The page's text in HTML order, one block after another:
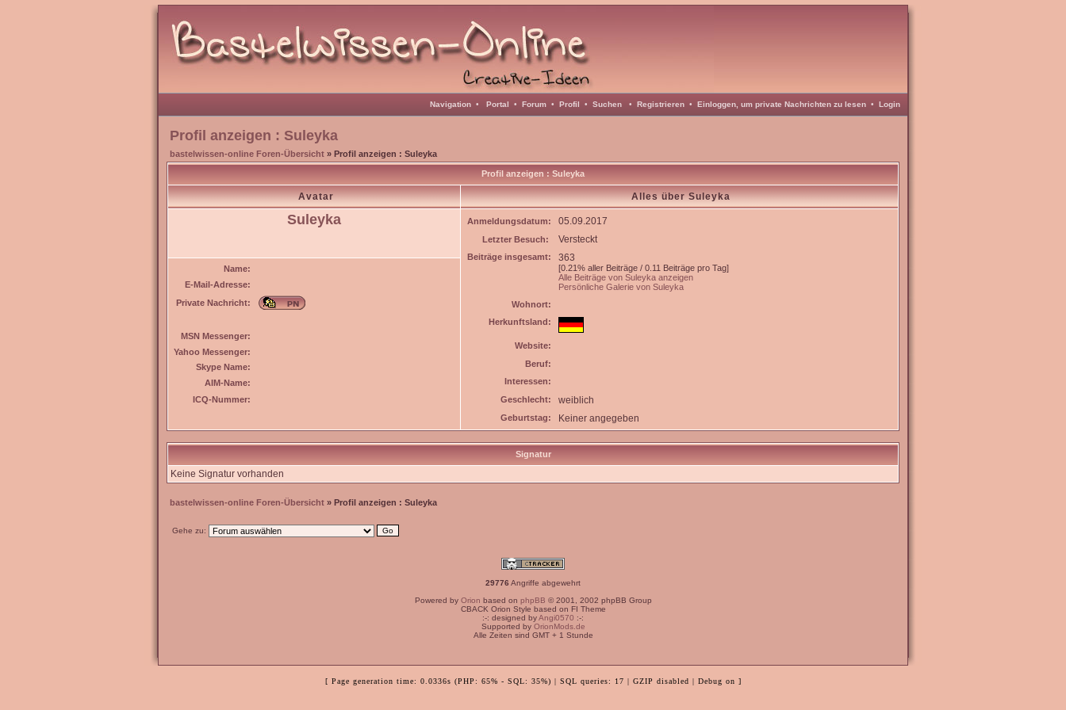
Navigation • Portal • Forum • Profil • Suchen • Registrieren • Einloggen, um private Nachrichten zu lesen • Login
Profil anzeigen : Suleyka
bastelwissen-online Foren-Übersicht » Profil anzeigen : Suleyka
Profil anzeigen : Suleyka
Avatar Alles über Suleyka
Suleyka Anmeldungsdatum: 05.09.2017
Letzter Besuch: Versteckt
Beiträge insgesamt: 363
[0.21% aller Beiträge / 0.11 Beiträge pro Tag]
Alle Beiträge von Suleyka anzeigen
Persönliche Galerie von Suleyka
Wohnort:
Herkunftsland:
Website:
Beruf:
Interessen:
Geschlecht:
weiblich
Geburtstag: Keiner angegeben
Name:
E-Mail-Adresse:
Private Nachricht:
MSN Messenger:
Yahoo Messenger:
Skype Name:
AIM-Name:
ICQ-Nummer:
Signatur
Keine Signatur vorhanden
bastelwissen-online Foren-Übersicht » Profil anzeigen : Suleyka
Gehe zu:
29776 Angriffe abgewehrt
Powered by Orion based on phpBB © 2001, 2002 phpBB Group
CBACK Orion Style based on FI Theme
:-: designed byAngi0570 :-:
Supported by OrionMods.de
Alle Zeiten sind GMT + 1 Stunde
[ Page generation time: 0.0336s (PHP: 65% - SQL: 35%) | SQL queries: 17 | GZIP disabled | Debug on ]